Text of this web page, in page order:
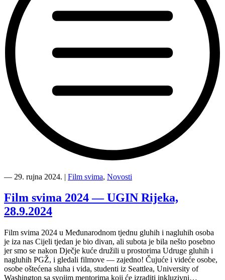
svima
osma
inkluzivna
ćakula
edukacija
—
Hrvatski
znakovni
jezik
u
― 29. rujna 2024. | Film svima, Novosti
Film svima 2024 — UGIN Rijeka,
28.9.2024
Film svima 2024 u Međunarodnom tjednu gluhih i nagluhih osoba
je iza nas Cijeli tjedan je bio divan, ali subota je bila nešto posebno
jer smo se nakon Dječje kuće družili u prostorima Udruge gluhih i
nagluhih PGŽ, i gledali filmove — zajedno! Čujuće i videće osobe,
osobe oštećena sluha i vida, studenti iz Seattlea, University of
Washington sa svojim mentorima koji će izraditi inkluzivni…